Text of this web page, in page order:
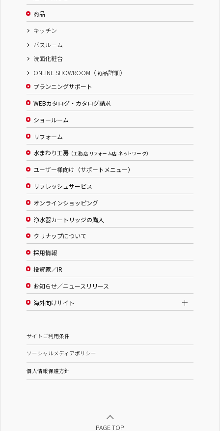
商品
キッチン
バスルーム
洗面化粧台
ONLINE SHOWROOM（商品詳細）
プランニングサポート
WEBカタログ・カタログ請求
ショールーム
リフォーム
水まわり工房 （工務店 リフォーム店 ネットワーク）
ユーザー様向け（サポートメニュー）
リフレッシュサービス
オンラインショッピング
浄水器カートリッジの購入
クリナップについて
採用情報
投資家／IR
お知らせ／ニュースリリース
海外向けサイト
サイトご利用条件
ソーシャルメディアポリシー
個人情報保護方針
PAGE TOP